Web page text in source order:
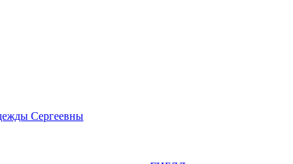
Сергеевны